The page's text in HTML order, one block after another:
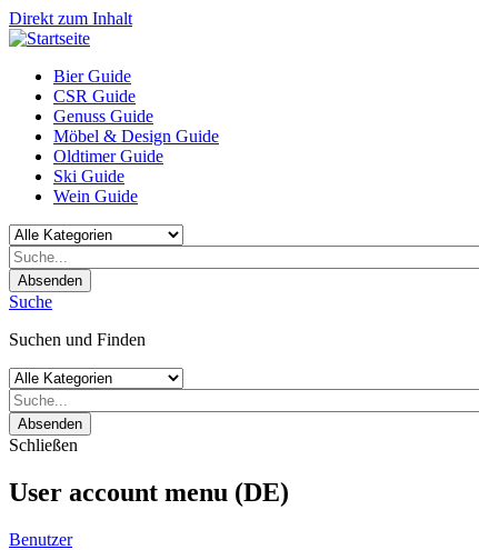
Direkt zum Inhalt
Bier Guide
CSR Guide
Genuss Guide
Möbel & Design Guide
Oldtimer Guide
Ski Guide
Wein Guide
Absenden
Suche
Suchen und Finden
Absenden
Schließen
User account menu (DE)
Benutzer